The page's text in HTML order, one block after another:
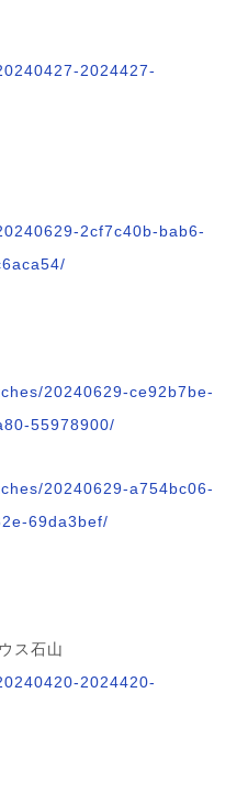
2024427-
2cf7c40b-bab6-
20240629-ce92b7be-
55978900/
20240629-a754bc06-
69da3bef/
ス石山
2024420-